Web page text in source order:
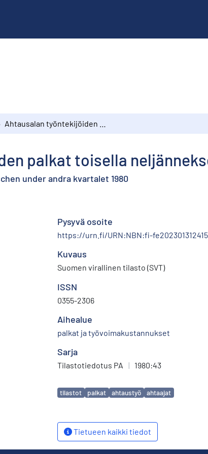
palkat toisella
under andra kvartalet 1980
Pysyvä osoite
https://urn.fi/URN:NBN:fi-
Kuvaus
Suomen virallinen tilasto (SVT)
ISSN
0355-2306
Aihealue
palkat ja työvoimakustannukset
Sarja
Tilastotiedotus PA | 1980:43
Avainsanat
tilastot palkat ahtaustyö ahtaajat
Tietueen kaikki tiedot